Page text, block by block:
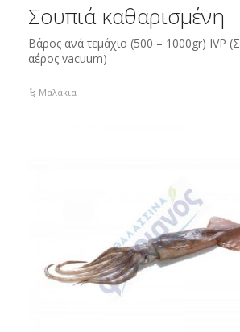
Σουπιά καθαρισμένη
Βάρος ανά τεμάχιο (500 – 1000gr) IVP
αέρος vacuum)
Μαλάκια